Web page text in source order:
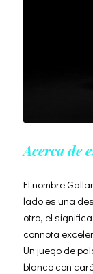
Acerca de
El nombre
lado es una
otro, el
connota
Un juego de
blanco con